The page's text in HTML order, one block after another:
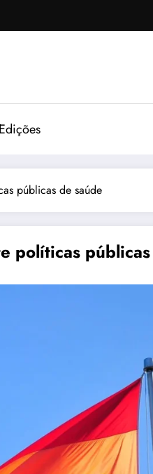
públicas de saúde
políticas